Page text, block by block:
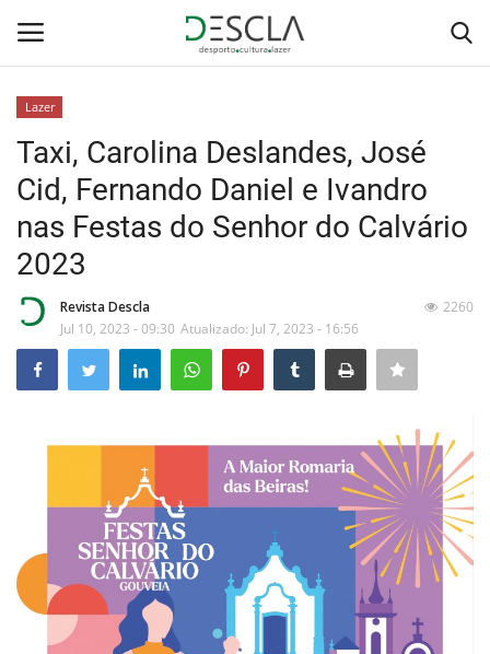
Home
...by Descla
Desporto
Contactos
Estatuto Editorial
Saúde
Ficha técnica
Lazer
Taxi, Carolina Deslandes, José
Cid, Fernando Daniel e Ivandro
nas Festas do Senhor do Calvário
2023
Revista Descla
Jul 10, 2023 - 09:30 Atualizado: Jul 7, 2023 - 16:56
2260